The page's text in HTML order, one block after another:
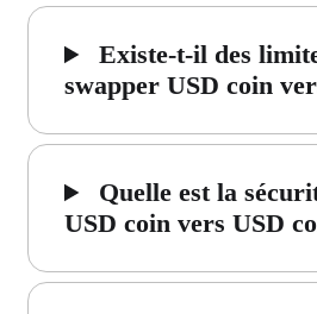
Existe-t-il des
swapper USD coin
Quelle est la
USD coin vers USD